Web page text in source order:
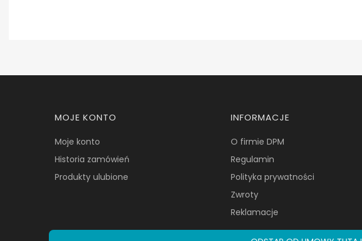
Linki w stopce
MOJE KONTO
Moje konto
Historia zamówień
Produkty ulubione
INFORMACJE
O firmie DPM
Regulamin
Polityka prywatności
Zwroty
Reklamacje